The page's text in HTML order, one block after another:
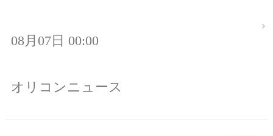
08月07日 00:00
オリコンニュース